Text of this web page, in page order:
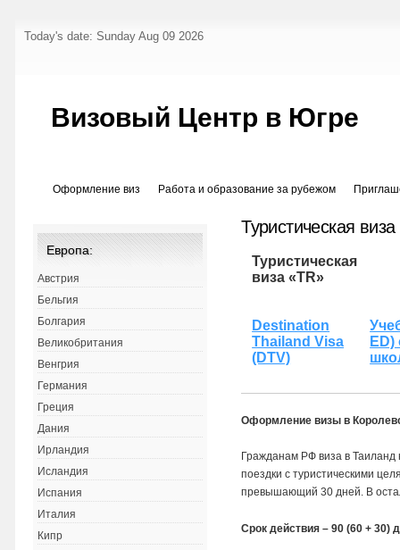
Today's date: Sunday Aug 09 2026
Визовый Центр в Югре
Оформление виз Работа и образование за рубежом
Туристическая
Туристическая
виза «TR»
Destination
Thailand Visa
(DTV)
Оформление визы в
Гражданам РФ виза в Таиланд
поездки с туристическими
превышающий 30 дней. В
Срок действия – 90 (60 + 30)
Европа:
Австрия
Бельгия
Болгария
Великобритания
Венгрия
Германия
Греция
Дания
Ирландия
Исландия
Испания
Италия
Кипр